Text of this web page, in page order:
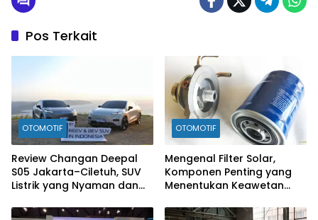
Pos Terkait
OTOMOTIF
Review Changan Deepal
S05 Jakarta–Ciletuh, SUV
Listrik yang Nyaman dan
OTOMOTIF
Mengenal Filter Solar,
Komponen Penting yang
Menentukan Keawetan